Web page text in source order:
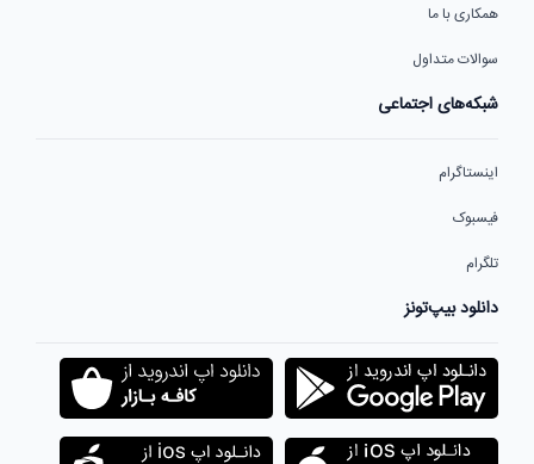
همکاری با ما
سوالات متداول
شبکه‌های اجتماعی
اینستاگرام
فیسبوک
تلگرام
دانلود بیپ‌تونز